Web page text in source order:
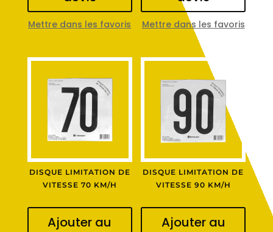
Mettre dans les favoris Mettre dans les favoris
DISQUE LIMITATION DE
VITESSE 70 KM/H
Ajouter au
DISQUE LIMITATION DE
VITESSE 90 KM/H
Ajouter au